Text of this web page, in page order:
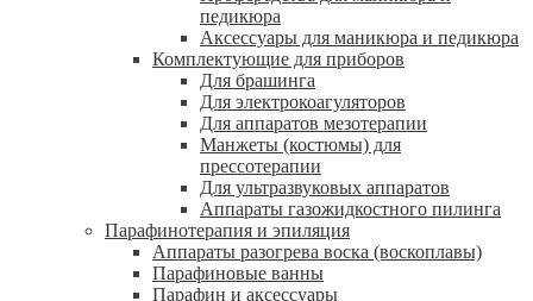
педикюра
Аксессуары для маникюра и педикюра
Комплектующие для приборов
Для брашинга
Для электрокоагуляторов
Для аппаратов мезотерапии
Манжеты (костюмы) для
прессотерапии
Для ультразвуковых аппаратов
Аппараты газожидкостного пилинга
Парафинотерапия и эпиляция
Аппараты разогрева воска (воскоплавы)
Парафиновые ванны
Парафин и аксессуары